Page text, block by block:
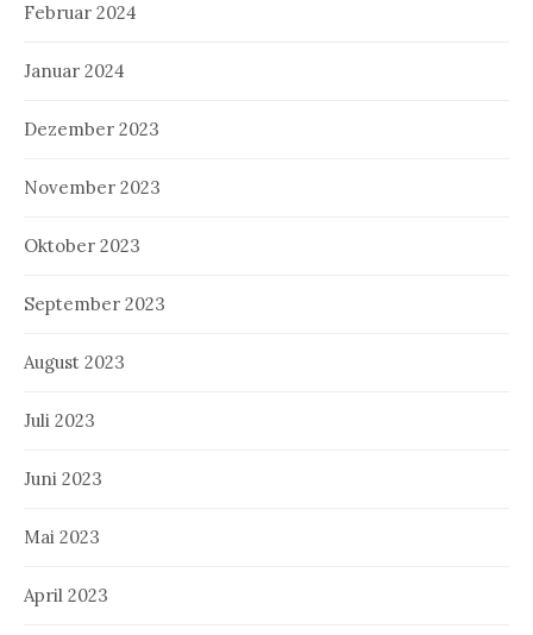
Februar 2024
Januar 2024
Dezember 2023
November 2023
Oktober 2023
September 2023
August 2023
Juli 2023
Juni 2023
Mai 2023
April 2023